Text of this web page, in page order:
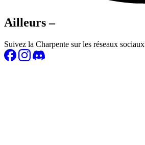
Ailleurs –
Suivez la Charpente sur les réseaux sociaux